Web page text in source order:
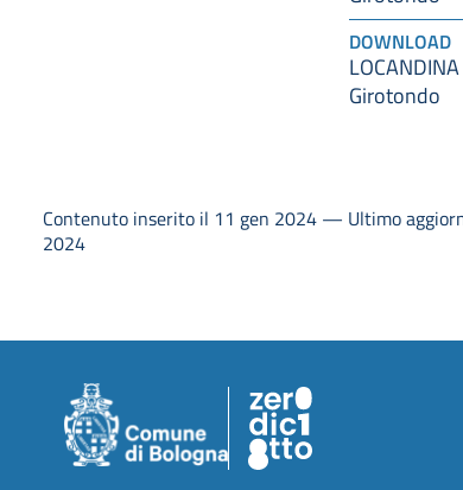
DOWNLOAD
Girotondo
Contenuto inserito il 11 gen 2024 — Ultimo
2024